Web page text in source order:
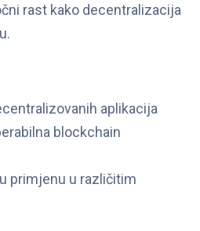
rast kako decentralizacija
aplikacija
blockchain
primjenu u različitim